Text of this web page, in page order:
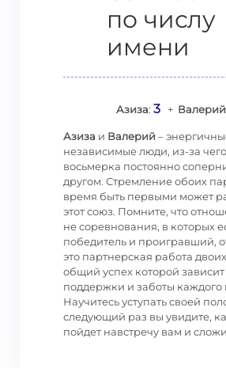
по числу
имени
Азиза: 3+ Валерий
Азиза и Валерий–
независимые люди, из-за
восьмерка постоянно
другом. Стремление обоих
время быть первыми может
этот союз. Помните, что
не соревнования, в которых
победитель и проигравший,
это партнерская работа
общий успех которой зависит
поддержки и заботы каждого
Научитесь уступать своей
следующий раз вы увидите,
пойдет навстречу вам и